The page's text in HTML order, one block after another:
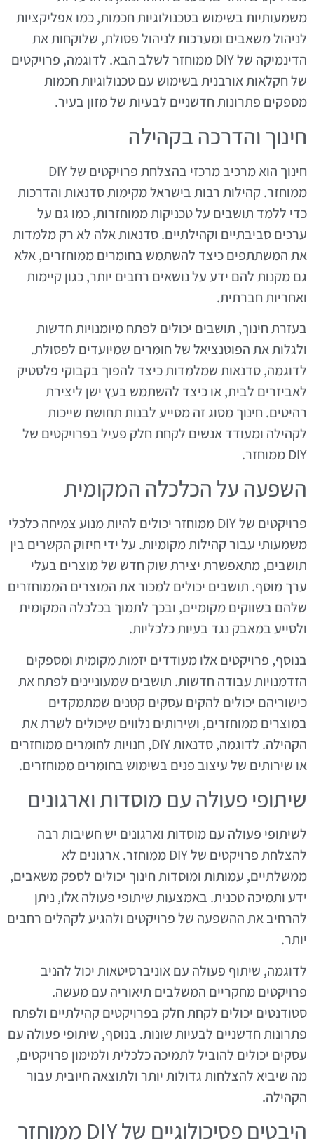
משמעותיות בשימוש בטכנולוגיות חכמות, כמו אפליקציות
לניהול משאבים ומערכות לניהול פסולת, שלוקחות את
הדינמיקה של DIY ממוחזר לשלב הבא. לדוגמה, פרויקטים
של חקלאות אורבנית בשימוש עם טכנולוגיות חכמות
מספקים פתרונות חדשניים לבעיות של מזון בעיר.
חינוך והדרכה בקהילה
חינוך הוא מרכיב מרכזי בהצלחת פרויקטים של DIY
ממוחזר. קהילות רבות בישראל מקימות סדנאות והדרכות
כדי ללמד תושבים על טכניקות ממוחזרות, כמו גם על
ערכים סביבתיים וקהילתיים. סדנאות אלה לא רק מלמדות
את המשתתפים כיצד להשתמש בחומרים ממוחזרים, אלא
גם מקנות להם ידע על נושאים רחבים יותר, כגון קיימות
ואחריות חברתית.
בעזרת חינוך, תושבים יכולים לפתח מיומנויות חדשות
ולגלות את הפוטנציאל של חומרים שמיועדים לפסולת.
לדוגמה, סדנאות שמלמדות כיצד להפוך בקבוקי פלסטיק
לאביזרים לבית, או כיצד להשתמש בעץ ישן ליצירת
רהיטים. חינוך מסוג זה מסייע לבנות תחושת שייכות
לקהילה ומעודד אנשים לקחת חלק פעיל בפרויקטים של
DIY ממוחזר.
השפעה על הכלכלה המקומית
פרויקטים של DIY ממוחזר יכולים להיות מנוע צמיחה כלכלי
משמעותי עבור קהילות מקומיות. על ידי חיזוק הקשרים בין
תושבים, מתאפשרת יצירת שוק חדש של מוצרים בעלי
ערך מוסף. תושבים יכולים למכור את המוצרים הממוחזרים
שלהם בשווקים מקומיים, ובכך לתמוך בכלכלה המקומית
ולסייע במאבק נגד בעיות כלכליות.
בנוסף, פרויקטים אלו מעודדים יזמות מקומית ומספקים
הזדמנויות עבודה חדשות. תושבים שמעוניינים לפתח את
כישוריהם יכולים להקים עסקים קטנים שמתמקדים
במוצרים ממוחזרים, ושירותים נלווים שיכולים לשרת את
הקהילה. לדוגמה, סדנאות DIY, חנויות לחומרים ממוחזרים
או שירותים של עיצוב פנים בשימוש בחומרים ממוחזרים.
שיתופי פעולה עם מוסדות וארגונים
לשיתופי פעולה עם מוסדות וארגונים יש חשיבות רבה
להצלחת פרויקטים של DIY ממוחזר. ארגונים לא
ממשלתיים, עמותות ומוסדות חינוך יכולים לספק משאבים,
ידע ותמיכה טכנית. באמצעות שיתופי פעולה אלו, ניתן
להרחיב את ההשפעה של פרויקטים ולהגיע לקהלים רחבים
יותר.
לדוגמה, שיתוף פעולה עם אוניברסיטאות יכול להניב
פרויקטים מחקריים המשלבים תיאוריה עם מעשה.
סטודנטים יכולים לקחת חלק בפרויקטים קהילתיים ולפתח
פתרונות חדשניים לבעיות שונות. בנוסף, שיתופי פעולה עם
עסקים יכולים להוביל לתמיכה כלכלית ולמימון פרויקטים,
מה שיביא להצלחות גדולות יותר ולתוצאה חיובית עבור
הקהילה.
היבטים פסיכולוגיים של DIY ממוחזר